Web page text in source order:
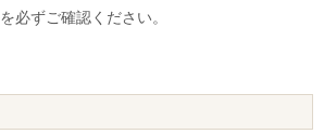
必ずご確認ください。